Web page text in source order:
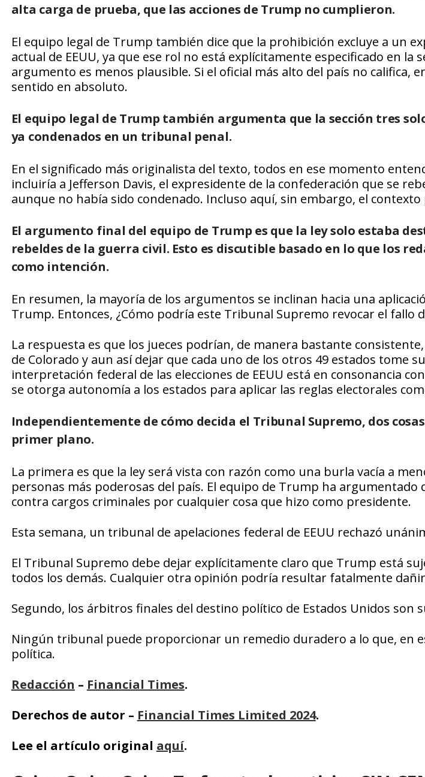
alta carga de prueba, que las acciones de Trump no cumplieron.
El equipo legal de Trump también dice que la prohibición excluye a un
actual de EEUU, ya que ese rol no está explícitamente especificado en la
argumento es menos plausible. Si el oficial más alto del país no califica,
sentido en absoluto.
El equipo legal de Trump también argumenta que la sección tres
ya condenados en un tribunal penal.
En el significado más originalista del texto, todos en ese momento
incluiría a Jefferson Davis, el expresidente de la confederación que se
aunque no había sido condenado. Incluso aquí, sin embargo, el
El argumento final del equipo de Trump es que la ley solo estaba
rebeldes de la guerra civil. Esto es discutible basado en lo que los
como intención.
En resumen, la mayoría de los argumentos se inclinan hacia una
Trump. Entonces, ¿Cómo podría este Tribunal Supremo revocar el fallo
La respuesta es que los jueces podrían, de manera bastante
de Colorado y aun así dejar que cada uno de los otros 49 estados tome
interpretación federal de las elecciones de EEUU está en consonancia
se otorga autonomía a los estados para aplicar las reglas electorales
Independientemente de cómo decida el Tribunal Supremo, dos
primer plano.
La primera es que la ley será vista con razón como una burla vacía a
personas más poderosas del país. El equipo de Trump ha argumentado
contra cargos criminales por cualquier cosa que hizo como presidente.
Esta semana, un tribunal de apelaciones federal de EEUU rechazó
El Tribunal Supremo debe dejar explícitamente claro que Trump está
todos los demás. Cualquier otra opinión podría resultar fatalmente
Segundo, los árbitros finales del destino político de Estados Unidos son
Ningún tribunal puede proporcionar un remedio duradero a lo que, en
política.
Redacción – Financial Times.
Derechos de autor – Financial Times Limited 2024.
Lee el artículo original aquí.